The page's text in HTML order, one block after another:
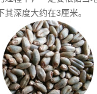
深度大约在3厘米。